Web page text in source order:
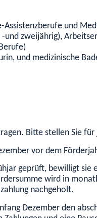
und
zweijährig),
und medizinische
Bitte stellen Sie für
vor dem
geprüft, bewilligt
wird in
nachgeholt.
Dezember den